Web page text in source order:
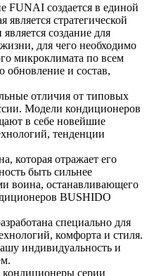
FUNAI создается в единой
стратегической
создание для
для чего необходимо
микроклимата по всем
обновление и состав,
отличия от типовых
Модели кондиционеров
в себе новейшие
тенденции
которая отражает его
быть сильнее
воина, останавливающего
BUSHIDO
специально для
комфорта и стиля.
индивидуальность и
серии